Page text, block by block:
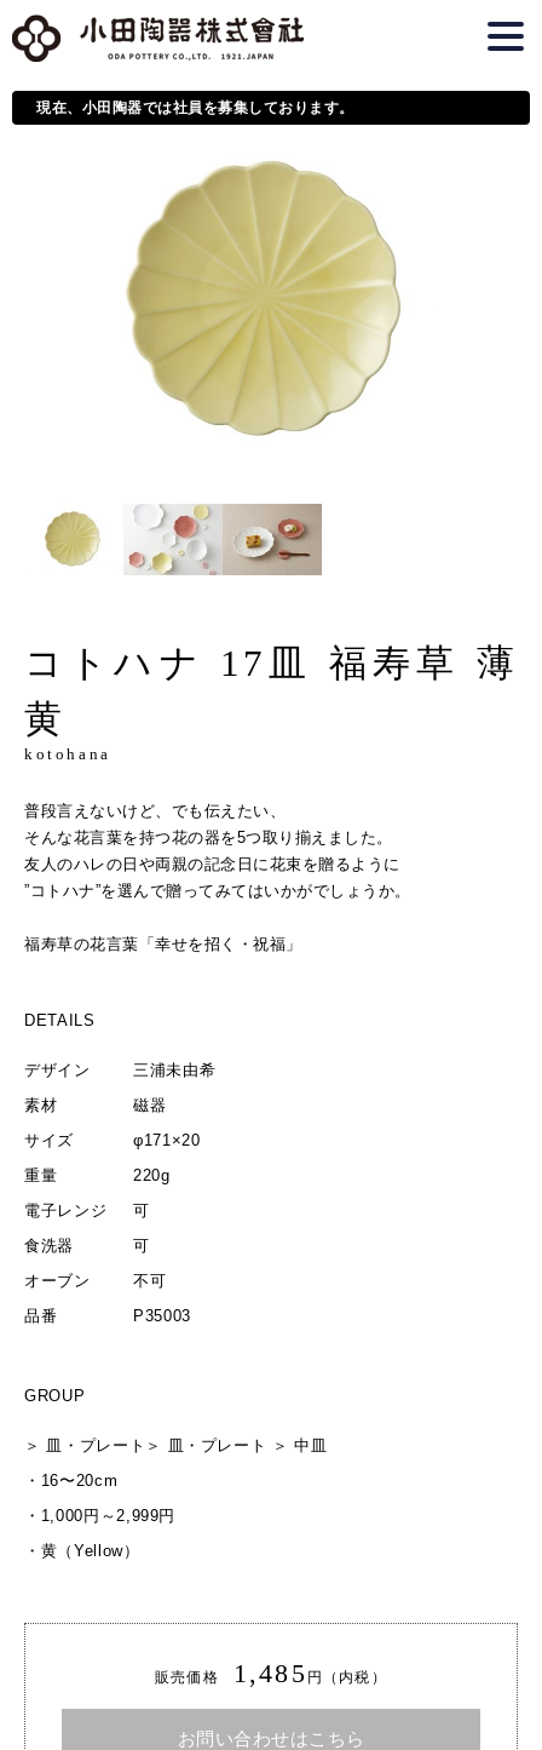
現在、小田陶器では社員を募集しております。
コトハナ 17皿 福寿草 薄
黄
kotohana
普段言えないけど、でも伝えたい、
そんな花言葉を持つ花の器を5つ取り揃えました。
友人のハレの日や両親の記念日に花束を贈るように
”コトハナ”を選んで贈ってみてはいかがでしょうか。
福寿草の花言葉「幸せを招く・祝福」
DETAILS
デザイン
三浦未由希
素材
磁器
サイズ
φ171×20
重量
220g
電子レンジ
可
食洗器
可
オーブン
不可
品番
P35003
GROUP
＞ 皿・プレート ＞ 皿・プレート ＞中皿
・ 16〜20cm
・ 1,000円～2,999円
・ 黄（Yellow）
販売価格 1,485 円（内税）
お問い合わせはこちら